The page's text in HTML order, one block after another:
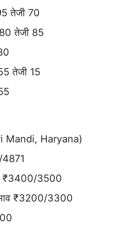
तेजी 70
तेजी 85
तेजी 15
Mandi, Haryana)
4871
₹3400/3500
₹3200/3300